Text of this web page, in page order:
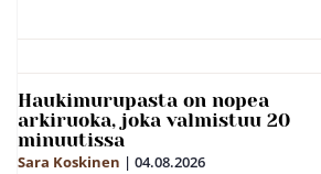
Haukimurupasta on nopea
arkiruoka, joka valmistuu 20
minuutissa
Sara Koskinen | 04.08.2026